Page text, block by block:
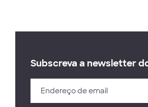
Subscreva a newsletter